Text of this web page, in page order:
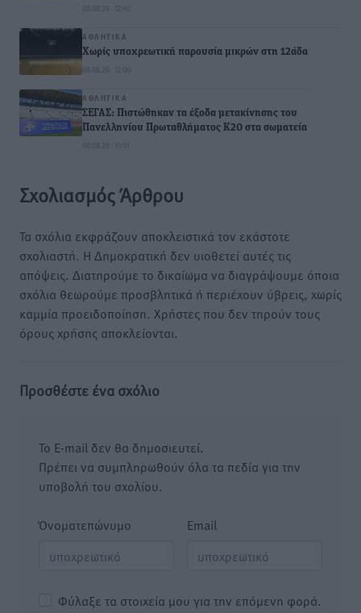
08.08.26 · 12:40
ΑΘΛΗΤΙΚΆ
Χωρίς υποχρεωτική παρουσία μικρών στη 12άδα
08.08.26 · 12:00
ΑΘΛΗΤΙΚΆ
ΣΕΓΑΣ: Πιστώθηκαν τα έξοδα μετακίνησης του
Πανελληνίου Πρωταθλήματος Κ20 στα σωματεία
08.08.26 · 10:51
Σχολιασμός Άρθρου
Τα σχόλια εκφράζουν αποκλειστικά τον εκάστοτε
σχολιαστή. Η Δημοκρατική δεν υιοθετεί αυτές τις
απόψεις. Διατηρούμε το δικαίωμα να διαγράψουμε όποια
σχόλια θεωρούμε προσβλητικά ή περιέχουν ύβρεις, χωρίς
καμμία προειδοποίηση. Χρήστες που δεν τηρούν τους
όρους χρήσης αποκλείονται.
Προσθέστε ένα σχόλιο
Το E-mail δεν θα δημοσιευτεί.
Πρέπει να συμπληρωθούν όλα τα πεδία για την
υποβολή του σχολίου.
Όνοματεπώνυμο Email
Φύλαξε τα στοιχεία μου για την επόμενη φορά.